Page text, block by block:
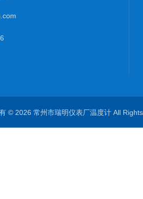
© 2026 常州市瑞明仪表厂温度计 All